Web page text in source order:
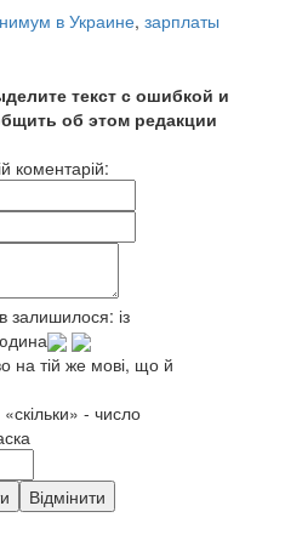
в Украине, зарплаты
текст с ошибкой и
об этом редакции
коментарій:
залишилося: із
на тій же мові, що й
- число